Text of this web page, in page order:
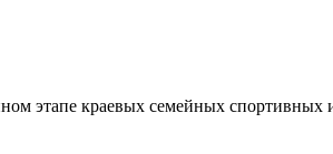
этапе краевых семейных спортивных